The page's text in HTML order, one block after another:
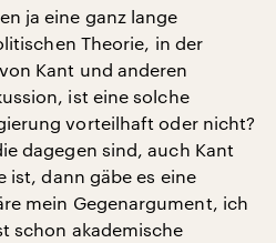
ja eine ganz lange
Theorie, in der
Kant und anderen
ist eine solche
vorteilhaft oder nicht?
dagegen sind, auch Kant
ist, dann gäbe es eine
mein Gegenargument, ich
schon akademische